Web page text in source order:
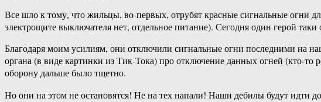
Все шло к тому, что жильцы, во-первых, отрубят красные сигнальные огни
электрощите выключателя нет, отдельное питание). Сегодня один герой
Благодаря моим усилиям, они отключили сигнальные огни последними на
органа (в виде картинки из Тик-Тока) про отключение данных огней (кто-
оборону дальше было тщетно.
Но они на этом не остановятся! Не на тех напали! Наши дебилы будут